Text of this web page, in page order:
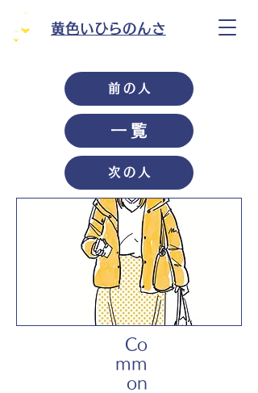
黄色いひらのんさ
前の人
一覧
次の人
Co
mm
on